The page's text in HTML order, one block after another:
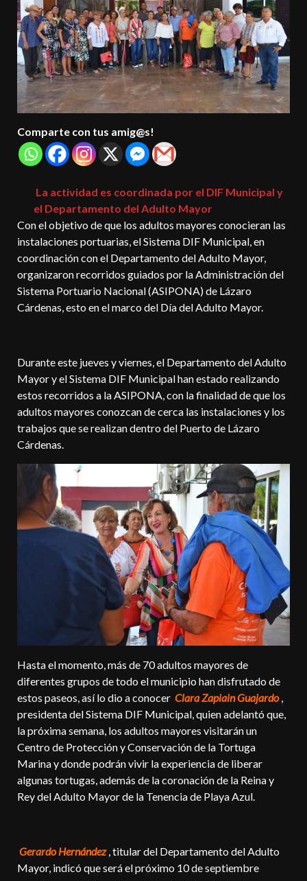
Comparte con tus amig@s!
La actividad es coordinada por el DIF Municipal y
el Departamento del Adulto Mayor
Con el objetivo de que los adultos mayores conocieran las
instalaciones portuarias, el Sistema DIF Municipal, en
coordinación con el Departamento del Adulto Mayor,
organizaron recorridos guiados por la Administración del
Sistema Portuario Nacional (ASIPONA) de Lázaro
Cárdenas, esto en el marco del Día del Adulto Mayor.
Durante este jueves y viernes, el Departamento del Adulto
Mayor y el Sistema DIF Municipal han estado realizando
estos recorridos a la ASIPONA, con la finalidad de que los
adultos mayores conozcan de cerca las instalaciones y los
trabajos que se realizan dentro del Puerto de Lázaro
Cárdenas.
Hasta el momento, más de 70 adultos mayores de
diferentes grupos de todo el municipio han disfrutado de
estos paseos, así lo dio a conocer Clara Zapiain Guajardo ,
presidenta del Sistema DIF Municipal, quien adelantó que,
la próxima semana, los adultos mayores visitarán un
Centro de Protección y Conservación de la Tortuga
Marina y donde podrán vivir la experiencia de liberar
algunas tortugas, además de la coronación de la Reina y
Rey del Adulto Mayor de la Tenencia de Playa Azul.
Gerardo Hernández , titular del Departamento del Adulto
Mayor, indicó que será el próximo 10 de septiembre